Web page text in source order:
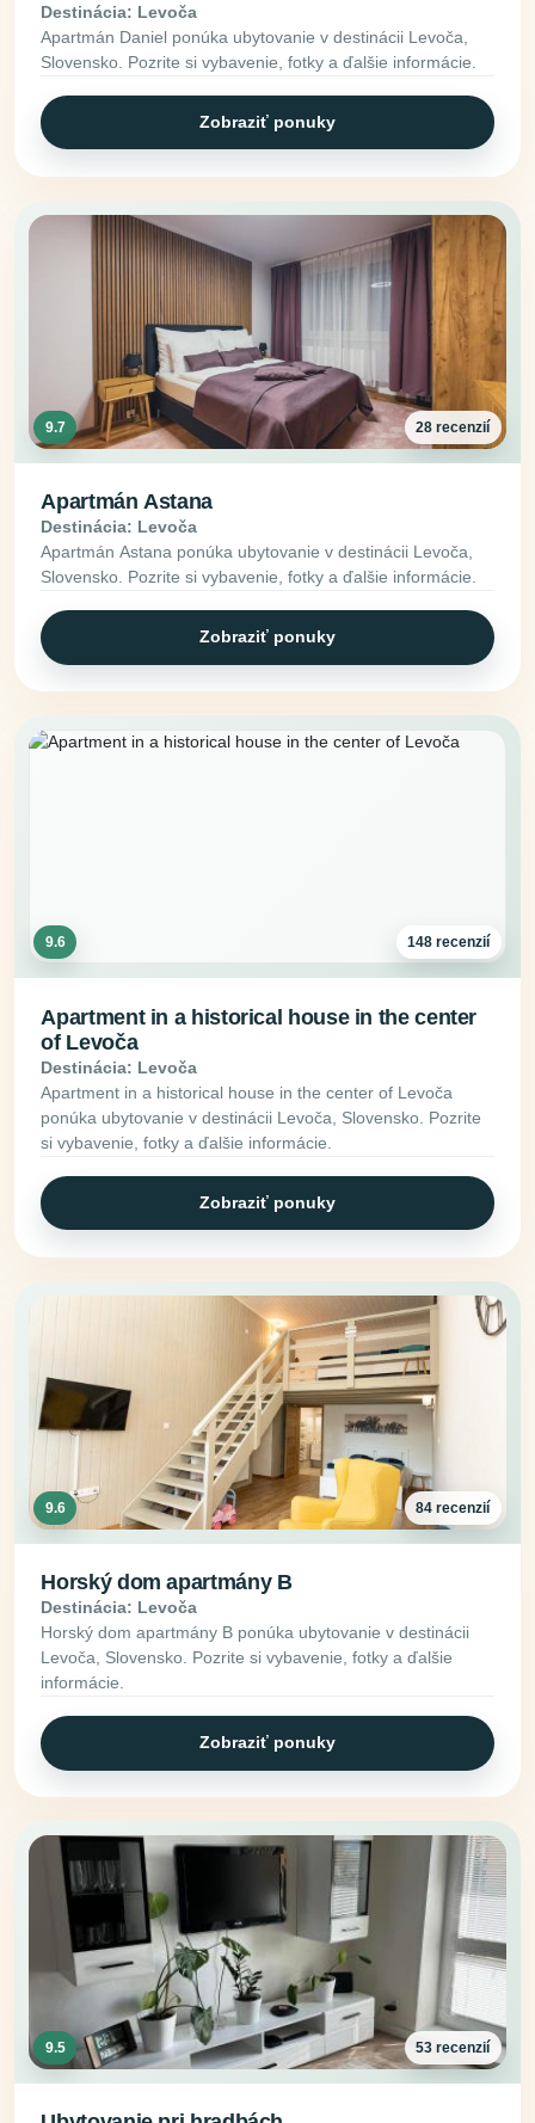
Destinácia: Levoča
Apartmán Daniel ponúka ubytovanie v destinácii Levoča,
Slovensko. Pozrite si vybavenie, fotky a ďalšie informácie.
Zobraziť ponuky
9.7 28 recenzií
Apartmán Astana
Destinácia: Levoča
Apartmán Astana ponúka ubytovanie v destinácii Levoča,
Slovensko. Pozrite si vybavenie, fotky a ďalšie informácie.
Zobraziť ponuky
9.6 148 recenzií
Apartment in a historical house in the center
of Levoča
Destinácia: Levoča
Apartment in a historical house in the center of Levoča
ponúka ubytovanie v destinácii Levoča, Slovensko. Pozrite
si vybavenie, fotky a ďalšie informácie.
Zobraziť ponuky
9.6 84 recenzií
Horský dom apartmány B
Destinácia: Levoča
Horský dom apartmány B ponúka ubytovanie v destinácii
Levoča, Slovensko. Pozrite si vybavenie, fotky a ďalšie
informácie.
Zobraziť ponuky
9.5 53 recenzií